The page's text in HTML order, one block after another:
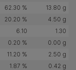
62.30 %
13.80 g
20.20 %
4.50 g
6.10
1.30
0.20 %
0.00 g
11.20 %
2.50 g
1.87 %
0.42 g